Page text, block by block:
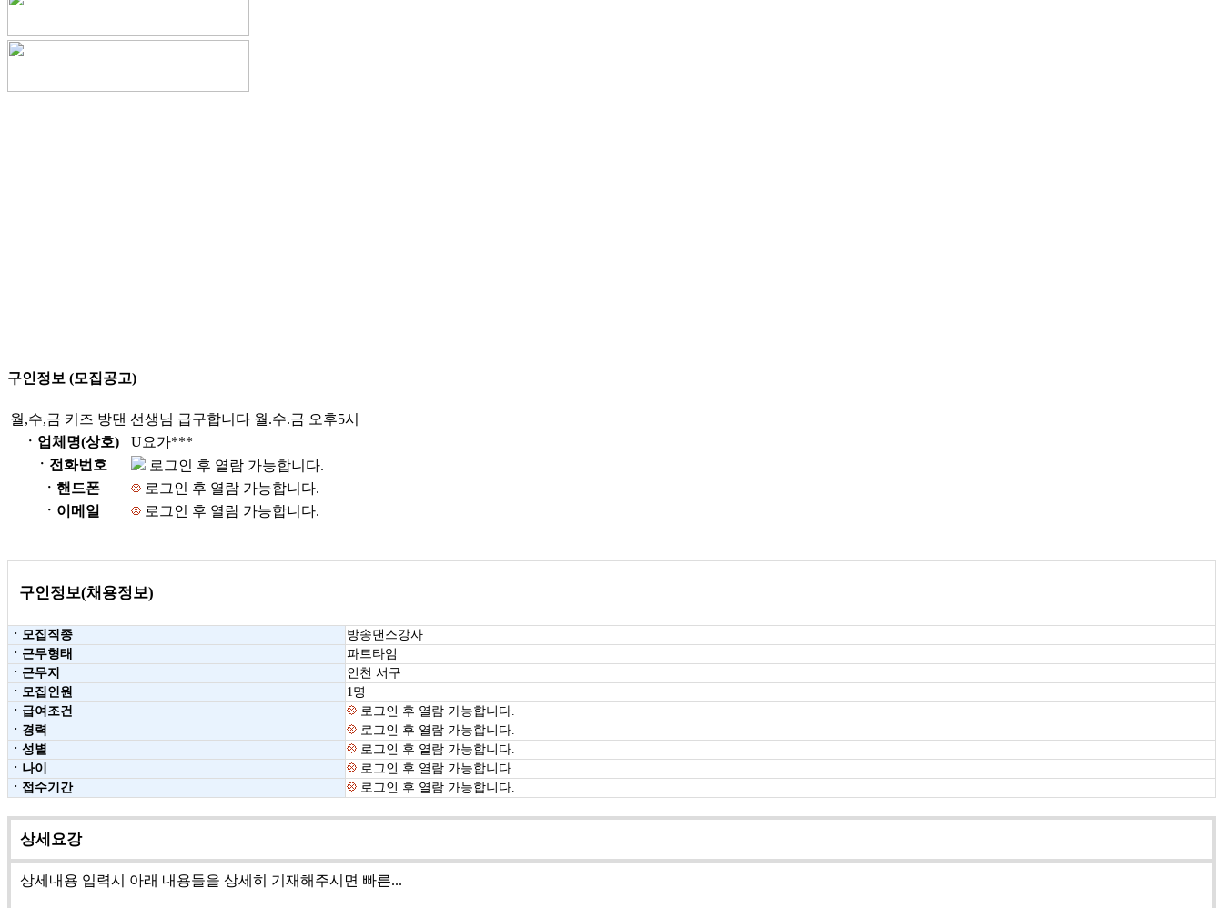
구인정보 (모집공고)
월,수,금 키즈 방댄 선생님 급구합니다 월.수.금 오후5시
ㆍ업체명(상호)
U요가***
ㆍ전화번호
로그인 후 열람 가능합니다.
ㆍ핸드폰
로그인 후 열람 가능합니다.
ㆍ이메일
로그인 후 열람 가능합니다.
구인정보(채용정보)
ㆍ모집직종
방송댄스강사
ㆍ근무형태
파트타임
ㆍ근무지
인천 서구
ㆍ모집인원
1명
ㆍ급여조건
로그인 후 열람 가능합니다.
ㆍ경력
로그인 후 열람 가능합니다.
ㆍ성별
로그인 후 열람 가능합니다.
ㆍ나이
로그인 후 열람 가능합니다.
ㆍ접수기간
로그인 후 열람 가능합니다.
상세요강
상세내용 입력시 아래 내용들을 상세히 기재해주시면 빠른...